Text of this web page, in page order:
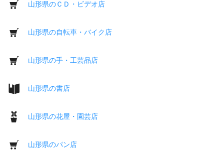
山形県のＣＤ・ビデオ店
山形県の自転車・バイク店
山形県の手・工芸品店
山形県の書店
山形県の花屋・園芸店
山形県のパン店